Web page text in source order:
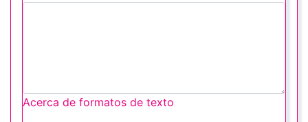
Acerca de formatos de texto